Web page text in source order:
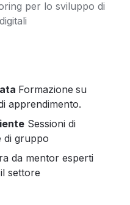
per lo sviluppo di
Formazione su
apprendimento.
Sessioni di
di gruppo
da mentor esperti
settore